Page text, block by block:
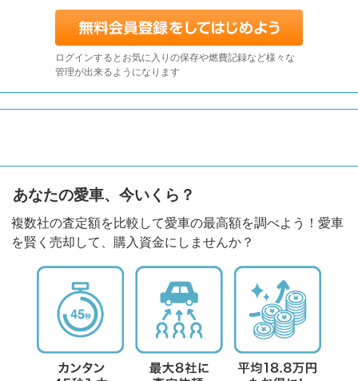
ログインするとお気に入りの保存や燃費記録など様々な
管理が出来るようになります
あなたの愛車、今いくら？
複数社の査定額を比較して愛車の最高額を調べよう！愛車
を賢く売却して、購入資金にしませんか？